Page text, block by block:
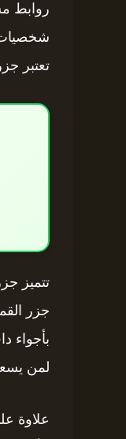
روابط
شخصيات
تعتبر
تتميز
جزر
بأجواء
لمن
علاوة